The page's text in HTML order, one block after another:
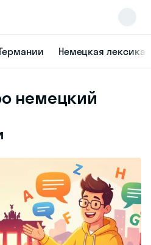
Немецкая лексика
немецкий